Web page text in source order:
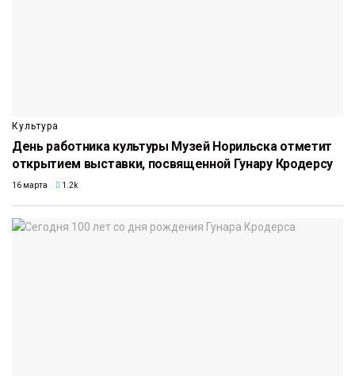
Культура
День работника культуры Музей Норильска отметит
открытием выставки, посвященной Гунару Кродерсу
16 марта 1.2k